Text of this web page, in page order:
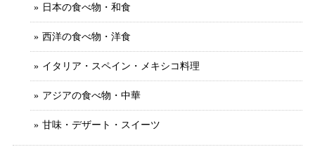
日本の食べ物・和食
西洋の食べ物・洋食
イタリア・スペイン・メキシコ料理
アジアの食べ物・中華
甘味・デザート・スイーツ